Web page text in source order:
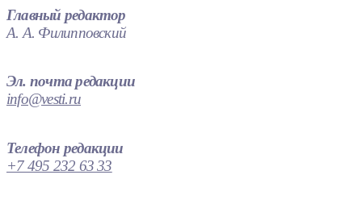
Главный редактор
А. А. Филипповский
Эл. почта редакции
info@vesti.ru
Телефон редакции
+7 495 232 63 33